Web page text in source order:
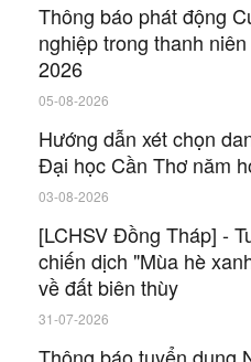
Thông báo phát động
nghiệp trong thanh
2026
05-08-2026
Hướng dẫn xét chọn
Đại học Cần Thơ năm
03-08-2026
[LCHSV Đồng Tháp] -
chiến dịch "Mùa hè
về đất biên thùy
31-07-2026